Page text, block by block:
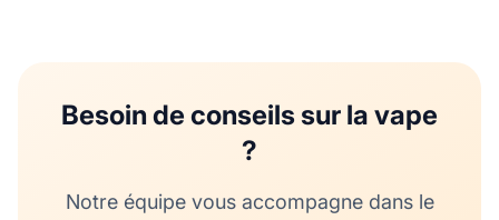
Besoin de conseils sur la vape
?
Notre équipe vous accompagne dans le